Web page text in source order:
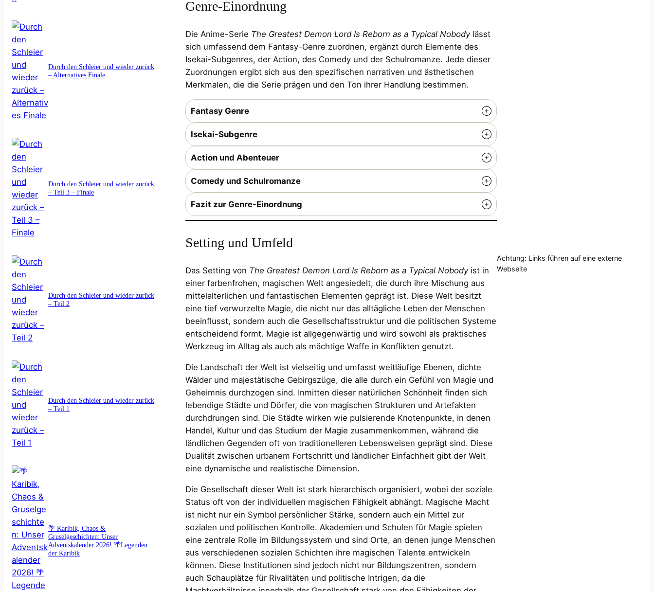
Durch den Schleier und wieder zurück
– Alternatives Finale
Durch den Schleier und wieder zurück
– Teil 3 – Finale
Durch den Schleier und wieder zurück
– Teil 2
Durch den Schleier und wieder zurück
– Teil 1
🌴 Karibik, Chaos &
Gruselgeschichten: Unser
Adventskalender 2026! 🌴Legenden
der Karibik
Genre-Einordnung
Die Anime-Serie The Greatest Demon Lord Is Reborn as a Typical Nobodylässt
sich umfassend dem Fantasy-Genre zuordnen, ergänzt durch Elemente des
Isekai-Subgenres, der Action, des Comedy und der Schulromanze. Jede dieser
Zuordnungen ergibt sich aus den spezifischen narrativen und ästhetischen
Merkmalen, die die Serie prägen und den Ton ihrer Handlung bestimmen.
Fantasy Genre
Isekai-Subgenre
Action und Abenteuer
Comedy und Schulromanze
Fazit zur Genre-Einordnung
Setting und Umfeld
Das Setting von The Greatest Demon Lord Is Reborn as a Typical Nobodyist in
einer farbenfrohen, magischen Welt angesiedelt, die durch ihre Mischung aus
mittelalterlichen und fantastischen Elementen geprägt ist. Diese Welt besitzt
eine tief verwurzelte Magie, die nicht nur das alltägliche Leben der Menschen
beeinflusst, sondern auch die Gesellschaftsstruktur und die politischen Systeme
entscheidend formt. Magie ist allgegenwärtig und wird sowohl als praktisches
Werkzeug im Alltag als auch als mächtige Waffe in Konflikten genutzt.
Die Landschaft der Welt ist vielseitig und umfasst weitläufige Ebenen, dichte
Wälder und majestätische Gebirgszüge, die alle durch ein Gefühl von Magie und
Geheimnis durchzogen sind. Inmitten dieser natürlichen Schönheit finden sich
lebendige Städte und Dörfer, die von magischen Strukturen und Artefakten
durchdrungen sind. Die Städte wirken wie pulsierende Knotenpunkte, in denen
Handel, Kultur und das Studium der Magie zusammenkommen, während die
ländlichen Gegenden oft von traditionelleren Lebensweisen geprägt sind. Diese
Dualität zwischen urbanem Fortschritt und ländlicher Einfachheit gibt der Welt
eine dynamische und realistische Dimension.
Die Gesellschaft dieser Welt ist stark hierarchisch organisiert, wobei der soziale
Status oft von der individuellen magischen Fähigkeit abhängt. Magische Macht
ist nicht nur ein Symbol persönlicher Stärke, sondern auch ein Mittel zur
sozialen und politischen Kontrolle. Akademien und Schulen für Magie spielen
eine zentrale Rolle im Bildungssystem und sind Orte, an denen junge Menschen
aus verschiedenen sozialen Schichten ihre magischen Talente entwickeln
können. Diese Institutionen sind jedoch nicht nur Bildungszentren, sondern
auch Schauplätze für Rivalitäten und politische Intrigen, da die
Achtung: Links führen auf eine externe
Webseite